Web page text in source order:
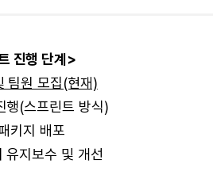
진행 단계>
팀원 모집(현재)
행(스프린트 방식)
키지 배포
유지보수 및 개선